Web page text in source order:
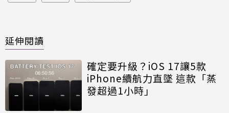
延伸閱讀
確定要升級？iOS 17讓5款
iPhone續航力直墜 這款「蒸
發超過1小時」